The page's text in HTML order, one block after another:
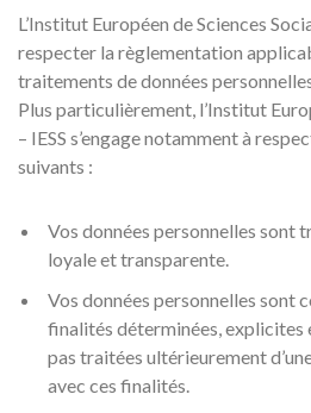
L’Institut Européen de Sciences
respecter la règlementation
traitements de données
Plus particulièrement, l’Institut
– IESS s’engage notamment à
suivants :
Vos données personnelles sont
loyale et transparente.
Vos données personnelles sont
finalités déterminées, explicites
pas traitées ultérieurement
avec ces finalités.